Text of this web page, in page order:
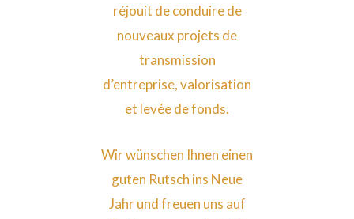
réjouit de conduire de
nouveaux projets de
transmission
d’entreprise, valorisation
et levée de fonds.
Wir wünschen Ihnen einen
guten Rutsch ins Neue
Jahr und freuen uns auf